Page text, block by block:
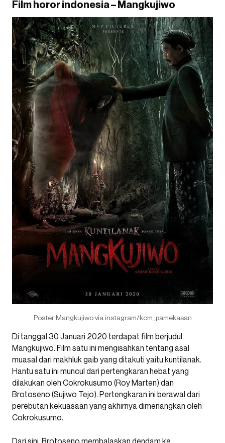
Film horor indonesia – Mangkujiwo
Poster Mangkujiwo via instagram/kcm_pamekasan
Di tanggal 30 Januari 2020 terdapat film berjudul
Mangkujiwo. Film satu ini mengisahkan tentang asal
muasal dari makhluk gaib yang ditakuti yaitu kuntilanak.
Hantu satu ini muncul dari pertengkaran hebat yang
dilakukan oleh Cokrokusumo (Roy Marten) dan
Brotoseno (Sujiwo Tejo). Pertengkaran ini berawal dari
perebutan kekuasaan yang akhirnya dimenangkan oleh
Cokrokusumo.
Dari sini, Brotoseno membalaskan dendam ke